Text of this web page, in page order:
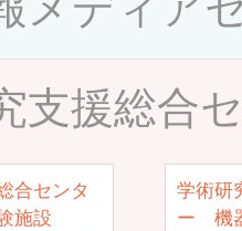
支援総合
合センタ
施設
学術研
ー 機